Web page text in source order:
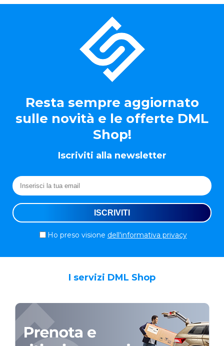
Resta sempre aggiornato
sulle novità e le offerte DML
Shop!
Iscriviti alla newsletter
Ho preso visione dell'informativa privacy
I servizi DML Shop